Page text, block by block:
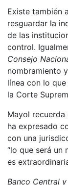
Existe también
resguardar la
de las
control.
Consejo
nombramiento
línea con lo
la Corte
Mayol
ha expresado
con una
“lo que será
es
Banco Central